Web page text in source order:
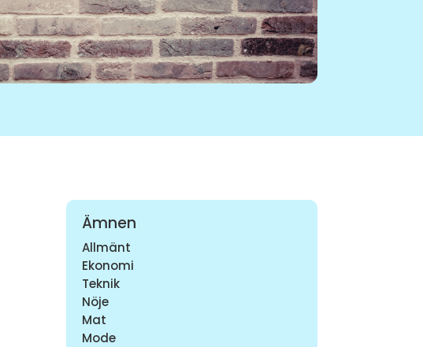
Ämnen
Allmänt
Ekonomi
Teknik
Nöje
Mat
Mode